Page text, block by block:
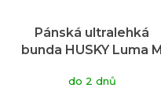
Pánská ultralehká
bunda HUSKY Luma M
do 2 dnů